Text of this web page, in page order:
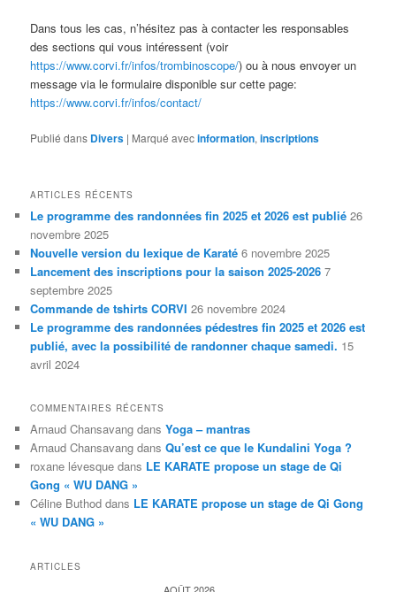
Dans tous les cas, n’hésitez pas à contacter les responsables
des sections qui vous intéressent (voir
https://www.corvi.fr/infos/trombinoscope/) ou à nous envoyer un
message via le formulaire disponible sur cette page:
https://www.corvi.fr/infos/contact/
Publié dans Divers | Marqué avecinformation,inscriptions
ARTICLES RÉCENTS
Le programme des randonnées fin 2025 et 2026 est publié 26
novembre 2025
Nouvelle version du lexique de Karaté 6 novembre 2025
Lancement des inscriptions pour la saison 2025-2026 7
septembre 2025
Commande de tshirts CORVI 26 novembre 2024
Le programme des randonnées pédestres fin 2025 et 2026 est
publié, avec la possibilité de randonner chaque samedi. 15
avril 2024
COMMENTAIRES RÉCENTS
Arnaud Chansavang dansYoga – mantras
Arnaud Chansavang dansQu’est ce que le Kundalini Yoga ?
roxane lévesque dans LE KARATE propose un stage de Qi
Gong « WU DANG »
Céline Buthod dans LE KARATE propose un stage de Qi Gong
« WU DANG »
ARTICLES
AOÛT 2026